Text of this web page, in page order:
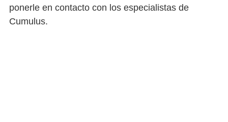
ponerle en contacto con los especialistas de
Cumulus.